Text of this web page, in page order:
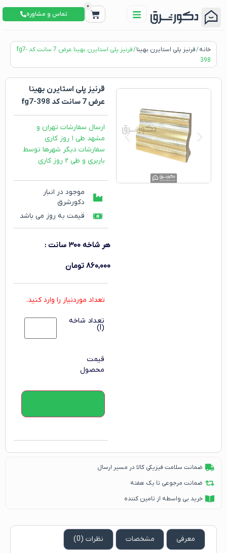
0
تماس و مشاوره
خانه/قرنیز پلی استایرن بهینا
/ قرنیز پلی استایرن بهینا عرض 7 سانت کد fg7-
398
قرنیز پلی استایرن بهینا
عرض 7 سانت کد fg7-398
ارسال سفارشات تهران و
مشهد طی ۱ روز کاری
سفارشات دیگر شهرها توسط
باربری و طی ۲ روز کاری
موجود در انبار
دکورشرق
قیمت به روز می باشد
هر شاخه ۳۰۰ سانت :
۸۶۰,۰۰۰ تومان
تعداد موردنیاز را وارد کنید.
تعداد شاخه
(l)
قیمت
محصول
ضمانت سلامت فیزیکی کالا در مسیر ارسال
ضمانت مرجوعی تا یک هفته
خرید بی واسطه از تامین کننده
معرفی مشخصات نظرات (0)